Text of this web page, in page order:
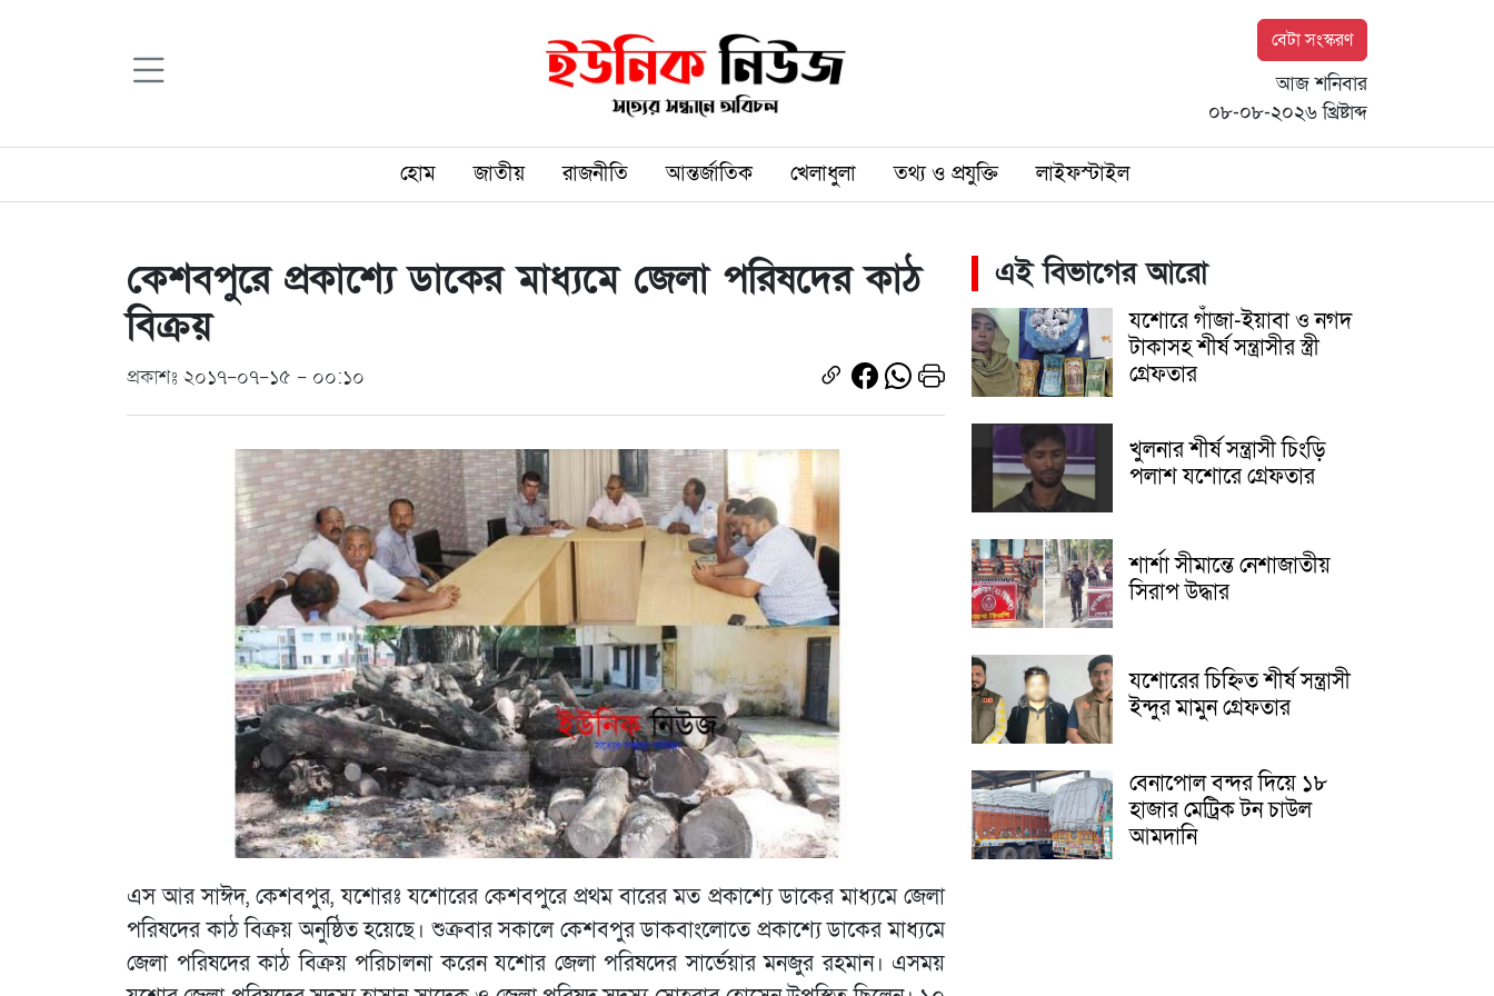
বেটা সংস্করণ
আজ শনিবার
০৮-০৮-২০২৬ খ্রিষ্টাব্দ
হোম জাতীয় রাজনীতি আন্তর্জাতিক খেলাধুলা তথ্য ও প্রযুক্তি লাইফস্টাইল
কেশবপুরে প্রকাশ্যে ডাকের মাধ্যমে জেলা পরিষদের কাঠ
বিক্রয়
প্রকাশঃ ২০১৭-০৭-১৫ - ০০:১০
এস আর সাঈদ, কেশবপুর, যশোরঃ যশোরের কেশবপুরে প্রথম বারের মত প্রকাশ্যে ডাকের মাধ্যমে জেলা
পরিষদের কাঠ বিক্রয় অনুষ্ঠিত হয়েছে। শুক্রবার সকালে কেশবপুর ডাকবাংলোতে প্রকাশ্যে ডাকের মাধ্যমে
জেলা পরিষদের কাঠ বিক্রয় পরিচালনা করেন যশোর জেলা পরিষদের সার্ভেয়ার মনজুর রহমান। এসময়
এই বিভাগের আরো
যশোরে গাঁজা-ইয়াবা ও নগদ
টাকাসহ শীর্ষ সন্ত্রাসীর স্ত্রী
গ্রেফতার
খুলনার শীর্ষ সন্ত্রাসী চিংড়ি
পলাশ যশোরে গ্রেফতার
শার্শা সীমান্তে নেশাজাতীয়
সিরাপ উদ্ধার
যশোরের চিহ্নিত শীর্ষ সন্ত্রাসী
ইন্দুর মামুন গ্রেফতার
বেনাপোল বন্দর দিয়ে ১৮
হাজার মেট্রিক টন চাউল
আমদানি